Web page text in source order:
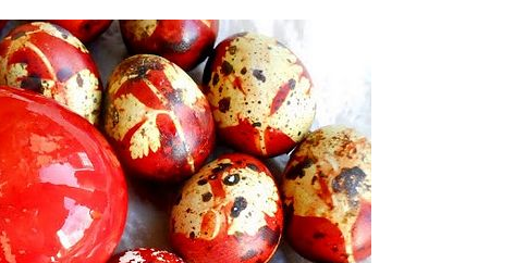
найти своё место в жизни
Кирилл Мурышев
Великомученик Георгий Победоносец.
Роман Котов